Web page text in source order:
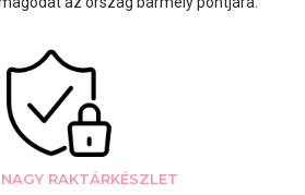
RAKTÁRKÉSZLET